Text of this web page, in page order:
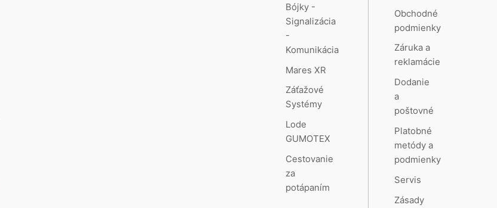
Bójky -
Signalizácia
-
Komunikácia
Mares XR
Záťažové
Systémy
Lode
GUMOTEX
Cestovanie
za
potápaním
Obchodné
podmienky
Záruka a
reklamácie
Dodanie
a
poštovné
Platobné
metódy a
podmienky
Servis
Zásady